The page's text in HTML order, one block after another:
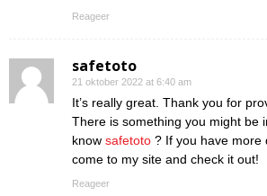
Reageer
safetoto
21 oktober 2022 at 6:40 am
It’s really great. Thank you for
There is something you might be
know safetoto ? If you have more
come to my site and check it out!
Reageer